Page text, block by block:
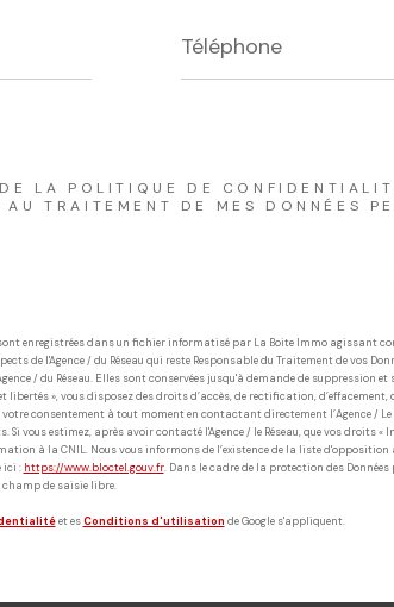
LA POLITIQUE DE
AU TRAITEMENT DE MES DONNÉES
enregistrées dans un fichier informatisé par La Boite Immo agissant
de l'Agence / du Réseau qui reste Responsable du Traitement de vos
/ du Réseau. Elles sont conservées jusqu'à demande de suppression et
libertés », vous disposez des droits d’accès, de rectification,
consentement à tout moment en contactant directement l’Agence / Le
vous estimez, après avoir contacté l'Agence / le Réseau, que vos droits «
à la CNIL. Nous vous informons de l’existence de la liste
ici : https://www.bloctel.gouv.fr. Dans le cadre de la protection des
champ de saisie libre.
et esConditions d'utilisation de Google s'appliquent.